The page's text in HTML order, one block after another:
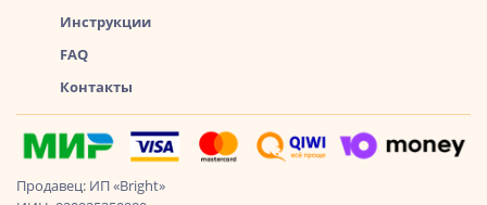
Инструкции
FAQ
Контакты
Продавец: ИП «Bright»